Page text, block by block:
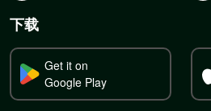
下载
Get it on
Google Play